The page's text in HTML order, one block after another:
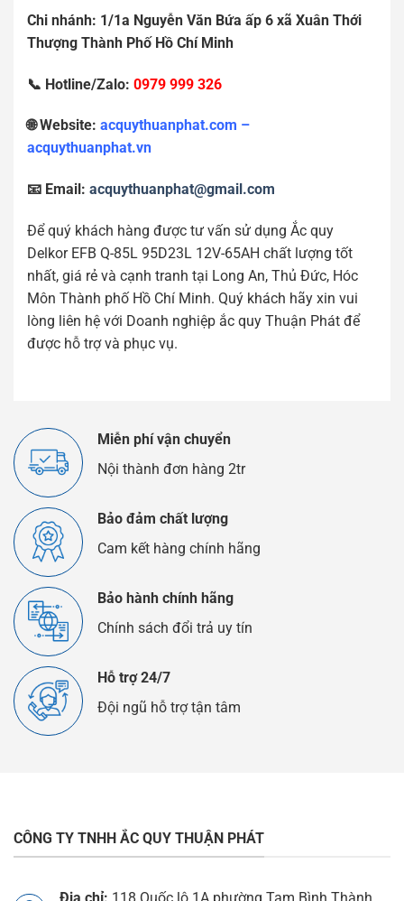
Chi nhánh: 1/1a Nguyễn Văn Bứa ấp 6 xã Xuân Thới
Thượng Thành PhốHồ Chí Minh
📞 Hotline/Zalo: 0979 999 326
🌐 Website: acquythuanphat.com –
acquythuanphat.vn
📧 Email: acquythuanphat@gmail.com
Để quý khách hàng được tư vấn sử dụng Ắc quy
Delkor EFB Q-85L 95D23L 12V-65AH chất lượng tốt
nhất, giá rẻ và cạnh tranh tại Long An, Thủ Đức, Hóc
Môn Thành phố Hồ Chí Minh. Quý khách hãy xin vui
lòng liên hệ với Doanh nghiệp ắc quy Thuận Phát để
được hỗ trợ và phục vụ.
Miễn phí vận chuyển
Nội thành đơn hàng 2tr
Bảo đảm chất lượng
Cam kết hàng chính hãng
Bảo hành chính hãng
Chính sách đổi trả uy tín
Hỗ trợ 24/7
Đội ngũ hỗ trợ tận tâm
CÔNG TY TNHH ẮC QUY THUẬN PHÁT